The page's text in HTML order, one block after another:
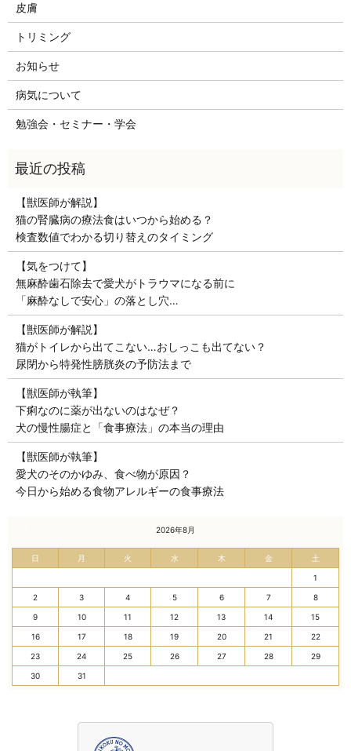
皮膚
トリミング
お知らせ
病気について
勉強会・セミナー・学会
【獣医師が解説】
猫の腎臓病の療法食はいつから始める？
検査数値でわかる切り替えのタイミング
【気をつけて】
無麻酔歯石除去で愛犬がトラウマになる前に
「麻酔なしで安心」の落とし穴…
【獣医師が解説】
猫がトイレから出てこない…おしっこも出てない？
尿閉から特発性膀胱炎の予防法まで
【獣医師が執筆】
下痢なのに薬が出ないのはなぜ？
犬の慢性腸症と「食事療法」の本当の理由
【獣医師が執筆】
愛犬のそのかゆみ、食べ物が原因？
今日から始める食物アレルギーの食事療法
2026年8月
日 月 火 水 木 金 土
1
2 3 4 5 6 7 8
9 10 11 12 13 14 15
16 17 18 19 20 21 22
23 24 25 26 27 28 29
30 31